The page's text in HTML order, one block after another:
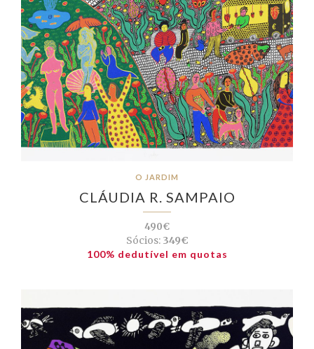
O JARDIM
CLÁUDIA R. SAMPAIO
490€
Sócios:349€
100% dedutível em quotas